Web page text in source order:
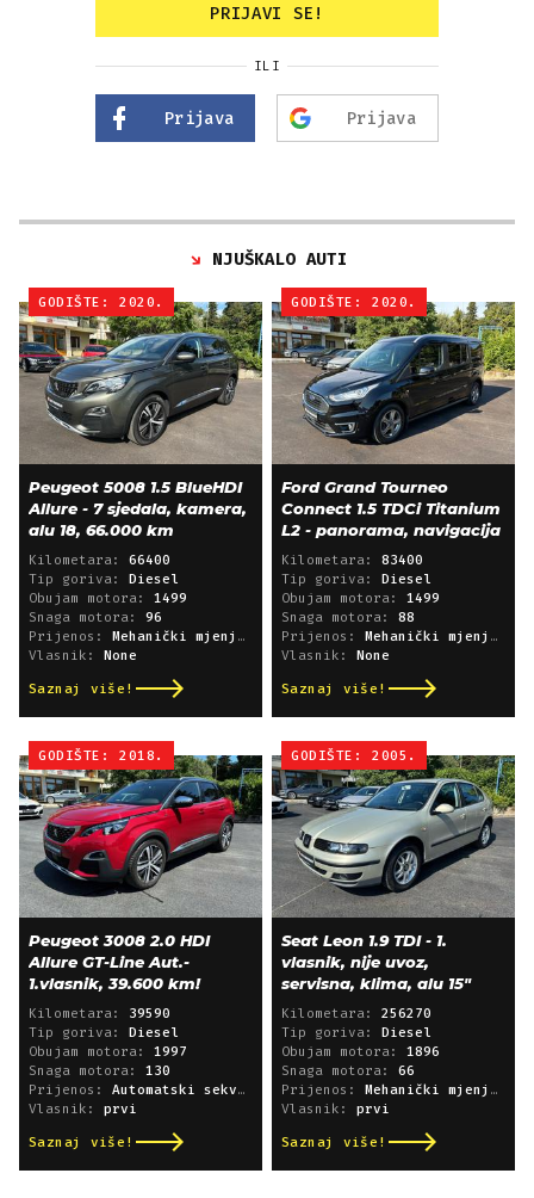
PRIJAVI SE!
ILI
Prijava Prijava
NJUŠKALO AUTI
GODIŠTE: 2020.
Peugeot 5008 1.5 BlueHDI
Allure - 7 sjedala, kamera,
alu 18, 66.000 km
Kilometara: 66400
Tip goriva: Diesel
Obujam motora: 1499
Snaga motora: 96
Prijenos: Mehanički mjenjač
Vlasnik: None
Saznaj više!
GODIŠTE: 2020.
Ford Grand Tourneo
Connect 1.5 TDCi Titanium
L2 - panorama, navigacija
Kilometara: 83400
Tip goriva: Diesel
Obujam motora: 1499
Snaga motora: 88
Prijenos: Mehanički mjenjač
Vlasnik: None
Saznaj više!
GODIŠTE: 2018.
Peugeot 3008 2.0 HDI
Allure GT-Line Aut.-
1.vlasnik, 39.600 km!
Kilometara: 39590
Tip goriva: Diesel
Obujam motora: 1997
Snaga motora: 130
Prijenos: Automatski sekvencijski
Vlasnik: prvi
Saznaj više!
GODIŠTE: 2005.
Seat Leon 1.9 TDI - 1.
vlasnik, nije uvoz,
servisna, klima, alu 15"
Kilometara: 256270
Tip goriva: Diesel
Obujam motora: 1896
Snaga motora: 66
Prijenos: Mehanički mjenjač
Vlasnik: prvi
Saznaj više!